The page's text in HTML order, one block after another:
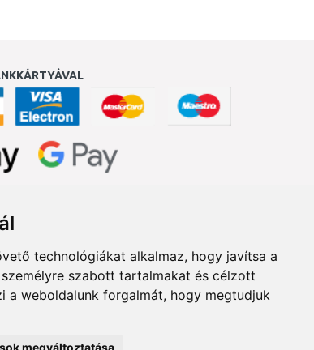
technológiákat alkalmaz, hogy javítsa a
szabott tartalmakat és célzott
a weboldalunk forgalmát, hogy megtudjuk
megváltoztatása